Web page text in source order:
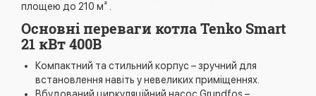
площею до 210 м² .
Основні переваги котла Tenko Smart
21 кВт 400В
Компактний та стильний корпус – зручний для
встановлення навіть у невеликих приміщеннях.